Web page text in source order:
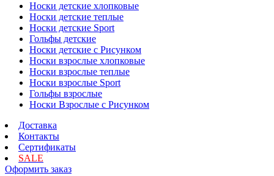
Носки детские хлопковые
Носки детские теплые
Носки детские Sport
Гольфы детские
Носки детские с Рисунком
Носки взрослые хлопковые
Носки взрослые теплые
Носки взрослые Sport
Гольфы взрослые
Носки Взрослые с Рисунком
Доставка
Контакты
Сертификаты
SALE
Оформить заказ